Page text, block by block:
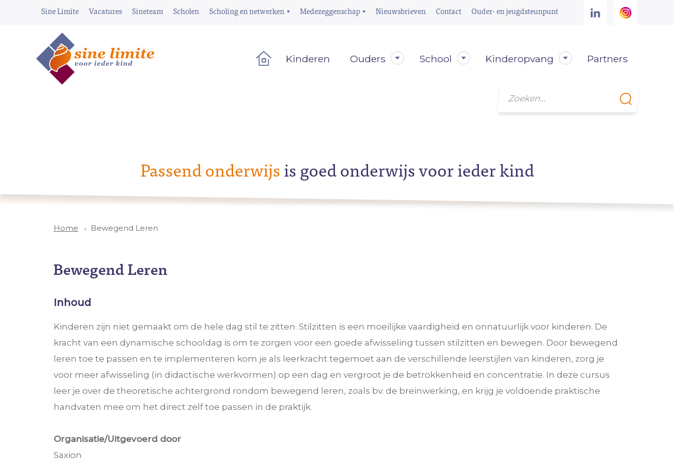
Sine Limite Vacatures Sineteam Scholen Scholing en netwerken Medezeggenschap Nieuwsbrieven Contact Ouder- en jeugdsteunpunt
Kinderen Ouders School Kinderopvang Partners
Zoeken
Passend onderwijsis goed onderwijs voor ieder kind
Home Bewegend Leren
Bewegend Leren
Inhoud
Kinderen zijn niet gemaakt om de hele dag stil te zitten. Stilzitten is een moeilijke vaardigheid en onnatuurlijk voor kinderen. De
kracht van een dynamische schooldag is om te zorgen voor een goede afwisseling tussen stilzitten en bewegen. Door bewegend
leren toe te passen en te implementeren kom je als leerkracht tegemoet aan de verschillende leerstijlen van kinderen, zorg je
voor meer afwisseling (in didactische werkvormen) op een dag en vergroot je de betrokkenheid en concentratie. In deze cursus
leer je over de theoretische achtergrond rondom bewegend leren, zoals bv. de breinwerking, en krijg je voldoende praktische
handvaten mee om het direct zelf toe passen in de praktijk.
Organisatie/Uitgevoerd door
Saxion